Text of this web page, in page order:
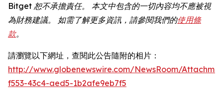
Bitget 恕不承擔責任。 本文中包含的一切內容均不應被視
為財務建議。 如需了解更多資訊，請參閱我們的使用條
款。
請瀏覽以下網址，查閱此公告隨附的相片：
http://www.globenewswire.com/NewsRoom/
f553-43c4-aed5-1b2afe9eb7f5